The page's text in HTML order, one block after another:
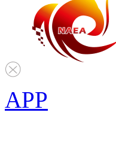
APP